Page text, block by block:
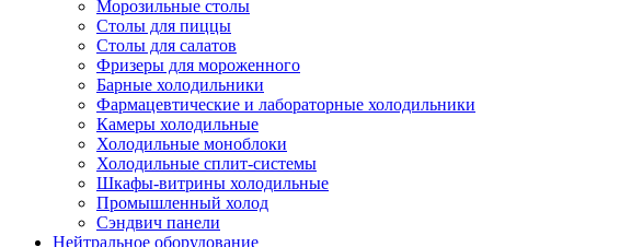
Морозильные столы
Столы для пиццы
Столы для салатов
Фризеры для мороженного
Барные холодильники
Фармацевтические и лабораторные холодильники
Камеры холодильные
Холодильные моноблоки
Холодильные сплит-системы
Шкафы-витрины холодильные
Промышленный холод
Сэндвич панели
Нейтральное оборудование